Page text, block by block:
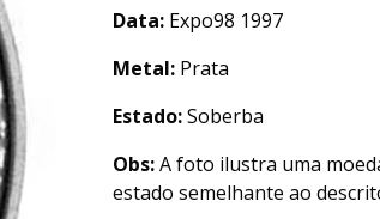
Data: Expo98 1997
Metal: Prata
Estado:Soberba
Obs:A foto ilustra uma
estado semelhante ao